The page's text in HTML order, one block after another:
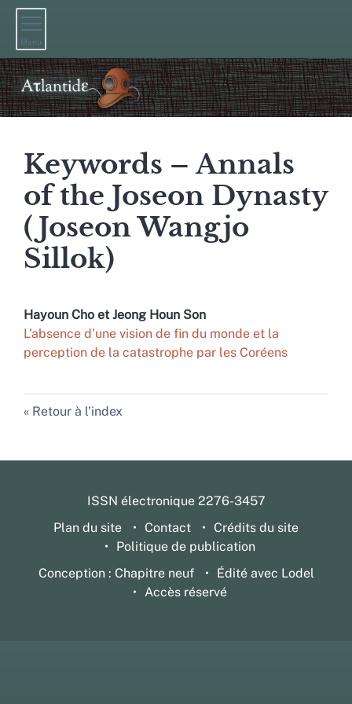
Menu
Keywords – Annals
of the Joseon Dynasty
(Joseon Wangjo
Sillok)
Hayoun Cho et Jeong Houn Son
L’absence d’une vision de fin du monde et la
perception de la catastrophe par les Coréens
Retour à l’index
ISSN électronique 2276-3457
Plan du site
Contact
Crédits du site
Politique de publication
Conception : Chapitre neuf
Édité avec Lodel
Accès réservé